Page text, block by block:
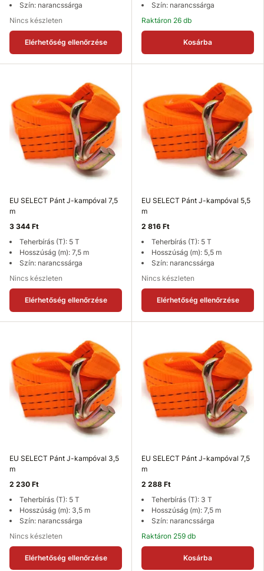
Szín: narancssárga
Nincs készleten
Elérhetőség ellenőrzése
Szín: narancssárga
Raktáron 26 db
Kosárba
EU SELECT Pánt J-kampóval 7,5
m
3 344 Ft
Teherbírás (T): 5 T
Hosszúság (m): 7,5 m
Szín: narancssárga
Nincs készleten
Elérhetőség ellenőrzése
EU SELECT Pánt J-kampóval 5,5
m
2 816 Ft
Teherbírás (T): 5 T
Hosszúság (m): 5,5 m
Szín: narancssárga
Nincs készleten
Elérhetőség ellenőrzése
EU SELECT Pánt J-kampóval 3,5
m
2 230 Ft
Teherbírás (T): 5 T
Hosszúság (m): 3,5 m
Szín: narancssárga
Nincs készleten
Elérhetőség ellenőrzése
EU SELECT Pánt J-kampóval 7,5
m
2 288 Ft
Teherbírás (T): 3 T
Hosszúság (m): 7,5 m
Szín: narancssárga
Raktáron 259 db
Kosárba